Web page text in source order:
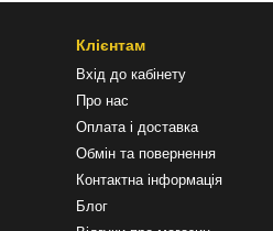
Клієнтам
Вхід до кабінету
Про нас
Оплата і доставка
Обмін та повернення
Контактна інформація
Блог